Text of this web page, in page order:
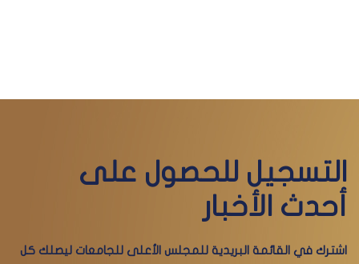
التسجيل للحصول على
أحدث الأخبار
اشترك في القائمة البريدية للمجلس الأعلى للجامعات ليصلك كل